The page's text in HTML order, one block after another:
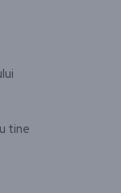
tine